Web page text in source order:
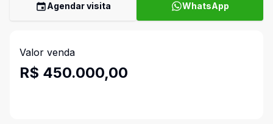
Agendar visita WhatsApp
Valor venda
R$ 450.000,00